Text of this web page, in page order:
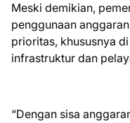
Meski demikian,
penggunaan
prioritas, khususnya
infrastruktur dan
“Dengan sisa